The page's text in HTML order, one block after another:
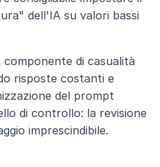
dell'IA su valori bassi
di casualità
risposte costanti e
del prompt
di controllo: la revisione
imprescindibile.